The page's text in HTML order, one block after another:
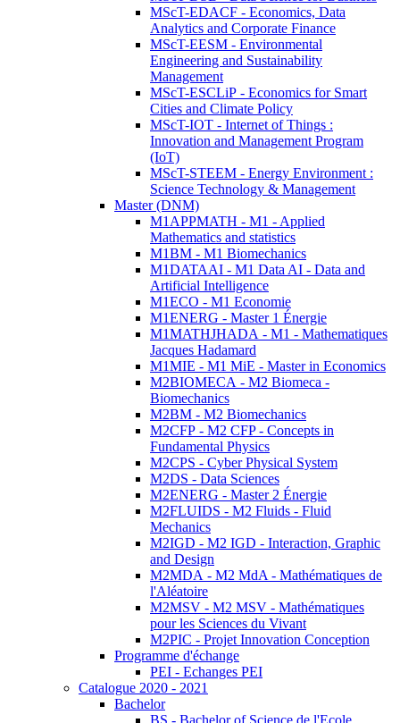
MScT-EDACF - Economics, Data
Analytics and Corporate Finance
MScT-EESM - Environmental
Engineering and Sustainability
Management
MScT-ESCLiP - Economics for Smart
Cities and Climate Policy
MScT-IOT - Internet of Things :
Innovation and Management Program
(IoT)
MScT-STEEM - Energy Environment :
Science Technology & Management
Master (DNM)
M1APPMATH - M1 - Applied
Mathematics and statistics
M1BM - M1 Biomechanics
M1DATAAI - M1 Data AI - Data and
Artificial Intelligence
M1ECO - M1 Economie
M1ENERG - Master 1 Énergie
M1MATHJHADA - M1 - Mathematiques
Jacques Hadamard
M1MIE - M1 MiE - Master in Economics
M2BIOMECA - M2 Biomeca -
Biomechanics
M2BM - M2 Biomechanics
M2CFP - M2 CFP - Concepts in
Fundamental Physics
M2CPS - Cyber Physical System
M2DS - Data Sciences
M2ENERG - Master 2 Énergie
M2FLUIDS - M2 Fluids - Fluid
Mechanics
M2IGD - M2 IGD - Interaction, Graphic
and Design
M2MDA - M2 MdA - Mathématiques de
l'Aléatoire
M2MSV - M2 MSV - Mathématiques
pour les Sciences du Vivant
M2PIC - Projet Innovation Conception
Programme d'échange
PEI - Echanges PEI
Catalogue 2020 - 2021
Bachelor
BS - Bachelor of Science de l'Ecole